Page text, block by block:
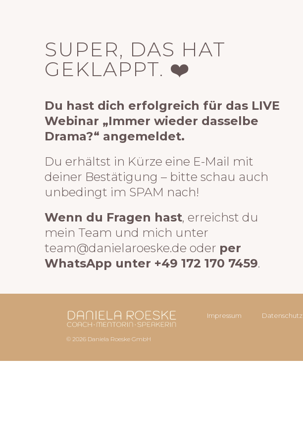
SUPER, DAS HAT
GEKLAPPT. ❤️
Du hast dich erfolgreich für das LIVE
Webinar „Immer wieder dasselbe
Drama?“ angemeldet.
Du erhältst in Kürze eine E-Mail mit
deiner Bestätigung – bitte schau auch
unbedingt im SPAM nach!
Wenn du Fragen hast, erreichst du
mein Team und mich unter
team@danielaroeske.de oder per
WhatsApp unter +49 172 170 7459.
© 2026 Daniela Roeske GmbH
Impressum Datenschutz